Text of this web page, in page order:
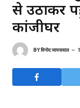
से उठाकर
कांजीघर
BYविनोद जायसवाल